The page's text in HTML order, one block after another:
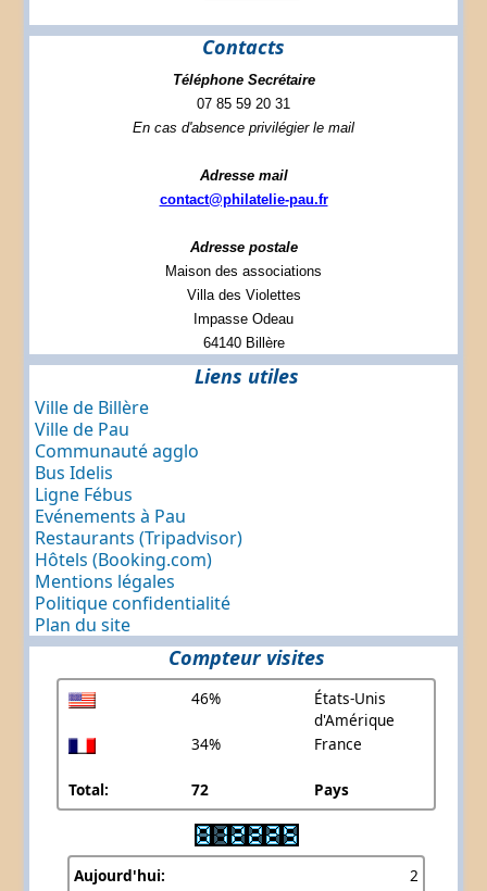
Contacts
Téléphone Secrétaire
07 85 59 20 31
En cas d'absence privilégier le mail
Adresse mail
contact@philatelie-pau.fr
Adresse postale
Maison des associations
Villa des Violettes
Impasse Odeau
64140 Billère
Liens utiles
Ville de Billère
Ville de Pau
Communauté agglo
Bus Idelis
Ligne Fébus
Evénements à Pau
Restaurants (Tripadvisor)
Hôtels (Booking.com)
Mentions légales
Politique confidentialité
Plan du site
Compteur visites
46%
États-Unis
d'Amérique
34%
France
Total: 72 Pays
Aujourd'hui:
2